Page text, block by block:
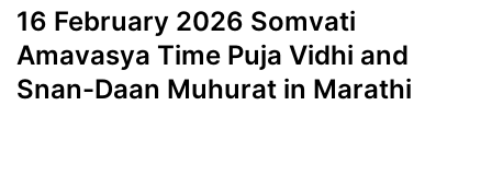
16 February 2026 Somvati
Amavasya Time Puja Vidhi and
Snan-Daan Muhurat in Marathi